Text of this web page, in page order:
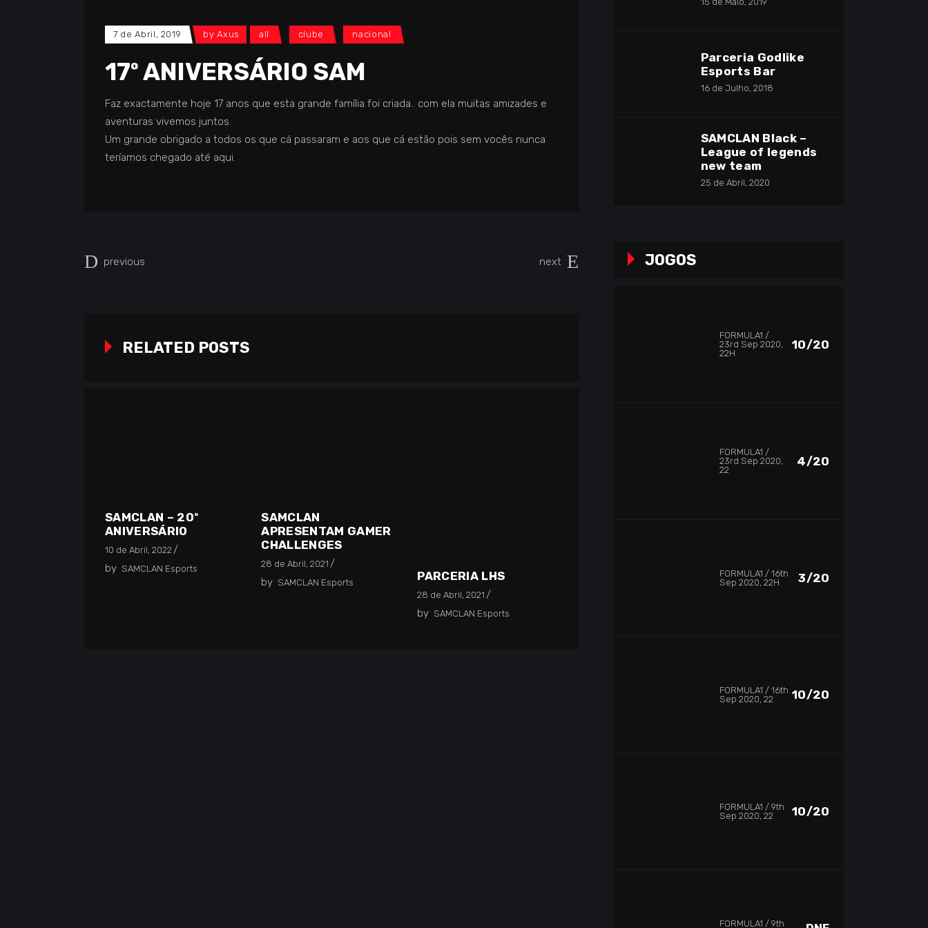
7 de Abril, 2019 byAxus all clube nacional
17º ANIVERSÁRIO SAM
Faz exactamente hoje 17 anos que esta grande família foi criada.. com ela muitas amizades e
aventuras vivemos juntos.
Um grande obrigado a todos os que cá passaram e aos que cá estão pois sem vocês nunca
teríamos chegado até aqui.
previous next
RELATED POSTS
SAMCLAN – 20º
ANIVERSÁRIO
10 de Abril, 2022
by SAMCLAN Esports
SAMCLAN
APRESENTAM GAMER
CHALLENGES
28 de Abril, 2021
by SAMCLAN Esports PARCERIA LHS
28 de Abril, 2021
by SAMCLAN Esports
Parceria Godlike
Esports Bar
16 de Julho, 2018
SAMCLAN Black –
League of legends
new team
25 de Abril, 2020
JOGOS
FORMULA1
23rd Sep 2020,
22H
10/20
FORMULA1
23rd Sep 2020,
22
4/20
FORMULA1
16th
Sep 2020, 22H
3/20
FORMULA1
16th
Sep 2020, 22
10/20
FORMULA1
9th
Sep 2020, 22
10/20
FORMULA1
9th